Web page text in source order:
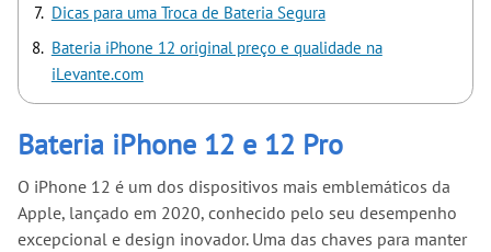
Dicas para uma Troca de Bateria Segura
Bateria iPhone 12 original preço e qualidade na
iLevante.com
Bateria iPhone 12 e 12 Pro
O iPhone 12 é um dos dispositivos mais emblemáticos da
Apple, lançado em 2020, conhecido pelo seu desempenho
excepcional e design inovador. Uma das chaves para manter